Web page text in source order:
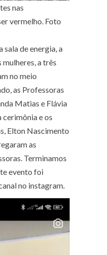
nas
vermelho. Foto
sala de energia, a
mulheres, a três
no meio
as Professoras
Matias e Flávia
e os
Elton Nascimento
as
Terminamos
evento foi
no instagram.